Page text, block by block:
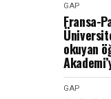
GAP
Fransa-
okuyan
GAP